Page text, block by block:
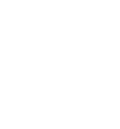
！ 1歳には見えない